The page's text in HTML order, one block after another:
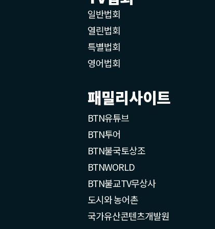
일반법회
열린법회
특별법회
영어법회
패밀리사이트
BTN유튜브
BTN투어
BTN불국토상조
BTNWORLD
BTN불교TV무상사
도시와 농어촌
국가유산콘텐츠개발원